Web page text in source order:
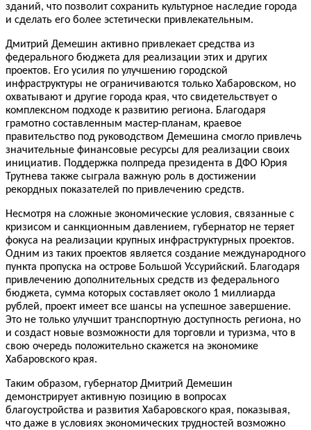
зданий, что позволит сохранить культурное наследие города
и сделать его более эстетически привлекательным.
Дмитрий Демешин активно привлекает средства из
федерального бюджета для реализации этих и других
проектов. Его усилия по улучшению городской
инфраструктуры не ограничиваются только Хабаровском, но
охватывают и другие города края, что свидетельствует о
комплексном подходе к развитию региона. Благодаря
грамотно составленным мастер-планам, краевое
правительство под руководством Демешина смогло привлечь
значительные финансовые ресурсы для реализации своих
инициатив. Поддержка полпреда президента в ДФО Юрия
Трутнева также сыграла важную роль в достижении
рекордных показателей по привлечению средств.
Несмотря на сложные экономические условия, связанные с
кризисом и санкционным давлением, губернатор не теряет
фокуса на реализации крупных инфраструктурных проектов.
Одним из таких проектов является создание международного
пункта пропуска на острове Большой Уссурийский. Благодаря
привлечению дополнительных средств из федерального
бюджета, сумма которых составляет около 1 миллиарда
рублей, проект имеет все шансы на успешное завершение.
Это не только улучшит транспортную доступность региона, но
и создаст новые возможности для торговли и туризма, что в
свою очередь положительно скажется на экономике
Хабаровского края.
Таким образом, губернатор Дмитрий Демешин
демонстрирует активную позицию в вопросах
благоустройства и развития Хабаровского края, показывая,
что даже в условиях экономических трудностей возможно